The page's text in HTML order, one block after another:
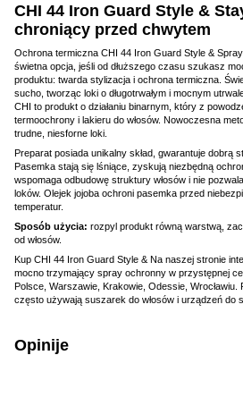
CHI 44 Iron Guard Style &
chroniący przed chwytem
Ochrona termiczna CHI 44 Iron Guard Style &
świetna opcja, jeśli od dłuższego czasu szukasz
produktu: twarda stylizacja i ochrona termiczna.
sucho, tworząc loki o długotrwałym i mocnym
CHI to produkt o działaniu binarnym, który z
termoochrony i lakieru do włosów. Nowoczesna
trudne, niesforne loki.
Preparat posiada unikalny skład, gwarantuje dobrą
Pasemka stają się lśniące, zyskują niezbędną
wspomaga odbudowę struktury włosów i nie
loków. Olejek jojoba ochroni pasemka przed
temperatur.
Sposób użycia: rozpyl produkt równą warstwą,
od włosów.
Kup CHI 44 Iron Guard Style & Na naszej stronie
mocno trzymający spray ochronny w przystępnej
Polsce, Warszawie, Krakowie, Odessie,
często używają suszarek do włosów i urządzeń do
Opinije